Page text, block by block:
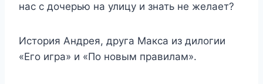
нас с дочерью на улицу и знать не желает?
История Андрея, друга Макса из дилогии
«Его игра» и «По новым правилам».